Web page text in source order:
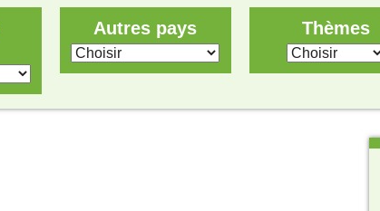
Autres pays Thèmes